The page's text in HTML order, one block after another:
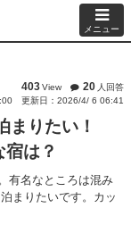
メニュー
403View 20 人回答
更新日：2026/4/ 6 06:41
まりたい！
は？
有名なところは混み
まりたいです。カッ